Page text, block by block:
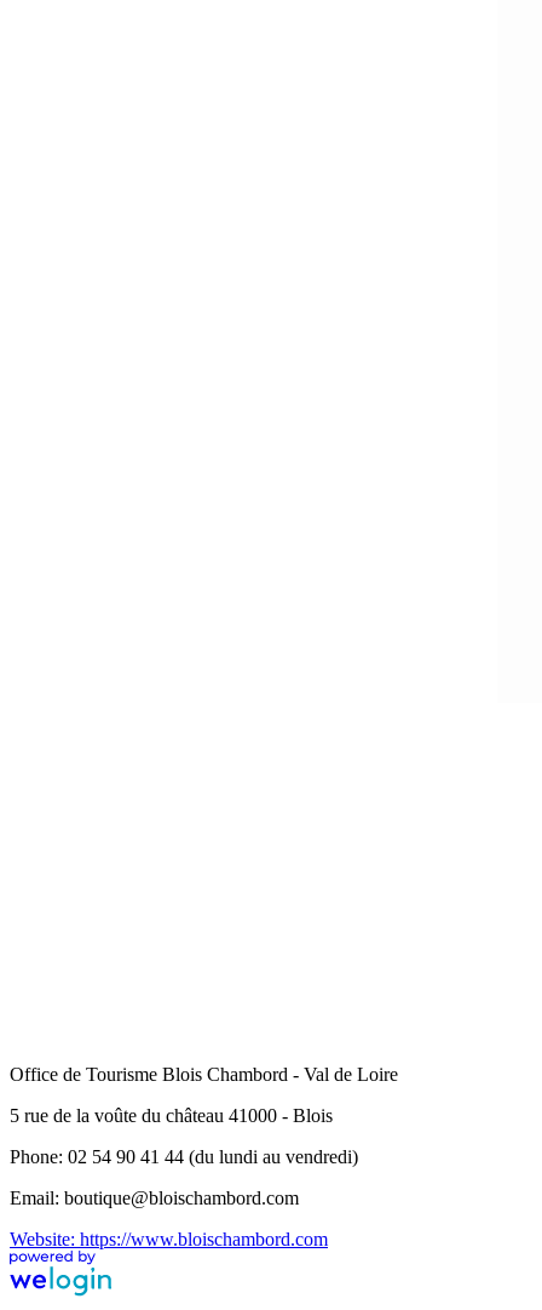
Office de Tourisme Blois Chambord - Val de Loire
5 rue de la voûte du château 41000 - Blois
Phone: 02 54 90 41 44 (du lundi au vendredi)
Email: boutique@bloischambord.com
Website: https://www.bloischambord.com